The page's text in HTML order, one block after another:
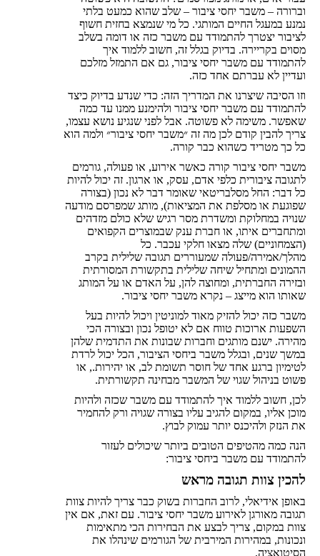
וברורה – משבר יחסי ציבור – שלב שהוא כמעט בלתי
נמנע במעגל החיים המותגי. כל מי שנמצא בחזית חשוף
לציבור יצטרך להתמודד עם משבר כזה או דומה בשלב
מסוים בקריירה. בדיוק בגלל זה, חשוב ללמוד איך
להתמודד עם משבר יחסי ציבור, גם אם התמזל מזלכם
ועדיין לא עברתם אחד כזה.
וזו הסיבה שיצרנו את המדריך הזה: כדי שנדע בדיוק כיצד
להתמודד עם משבר יחסי ציבור ולהימנע ממנו עד כמה
שאפשר. משימה לא פשוטה. אבל לפני שנגיע נושא עצמו,
צריך להבין קודם לכן מה זה ״משבר יחסי ציבור״ ולמה הוא
כל כך מטריד כשהוא כבר קורה.
משבר יחסי ציבור קורה כאשר אירוע, או פעולה, גורמים
לתגובה ציבורית כלפי אדם, עסק, או ארגון. זה יכול להיות
כל דבר: החל מסלבריטאי שאומר דבר לא נכון (בצורה
שפוגעת או מסלפת את המציאות), מותג שמפרסם מודעה
שנויה במחלוקת ומשדרת מסר רגיש שלא כולם מזדהים
ומתחברים איתו, או חברת ענק שבמוצרים הקפואים
(הצמחוניים) שלה מצאו חלקי עכבר. כל
מהלך/אמירה/פעולה שמעוררים תגובה שלילית בקרב
ההמונים ומתחיל שיחה שלילית בתקשורת המסורתית
ובזירה החברתית, ומחוצה להן, על האדם או על המותג
שאותו הוא מייצג – נקרא משבר יחסי ציבור.
משבר כזה יכול להזיק מאוד למוניטין ויכול להיות בעל
השפעות ארוכות טווח אם לא יטופל נכון ובצורה הכי
מהירה. ישנם מותגים וחברות שבונות את התדמית שלהן
במשך שנים, ובגלל משבר ביחסי הציבור, הכל יכול לרדת
לטימיון ברגע אחד של חוסר תשומת לב, או יהירות., או
פשוט בניהול שגוי של המשבר מבחינה תקשורתית.
לכן, חשוב ללמוד איך להתמודד עם משבר שכזה ולהיות
מוכן אליו, במקום להגיב עליו בצורה שגויה ורק להחמיר
את הנזק ולהיכנס יותר עמוק לבוץ.
הנה כמה מהטיפים הטובים ביותר שיכולים לעזור
להתמודד עם משבר ביחסי ציבור:
להכין צוות תגובה מראש
באופן אידיאלי, לרוב החברות בשוק כבר צריך להיות צוות
תגובה מאורגן לאירוע משבר יחסי ציבור. עם זאת, אם אין
צוות במקום, צריך לבצע את הבחירות הכי מתאימות
ונכונות, במהירות המירבית של הגורמים שינהלו את
הסיטואציה.